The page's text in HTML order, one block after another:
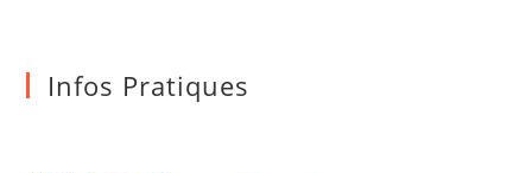
Infos Pratiques